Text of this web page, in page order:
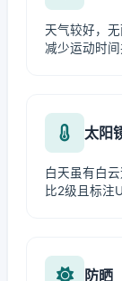
天气较好，
减少运动时
太阳
白天虽有白
比2级且标注
防晒